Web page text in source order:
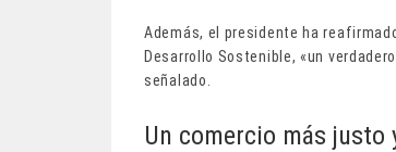
Además, el presidente ha
Desarrollo Sostenible, «un
señalado.
Un comercio más